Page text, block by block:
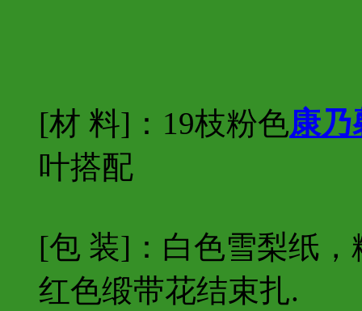
[材 料]：19枝粉色康乃
叶搭配
[包 装]：白色雪梨纸
红色缎带花结束扎.